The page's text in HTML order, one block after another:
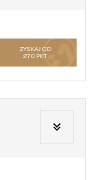
ZYSKAJ OD
270 PKT